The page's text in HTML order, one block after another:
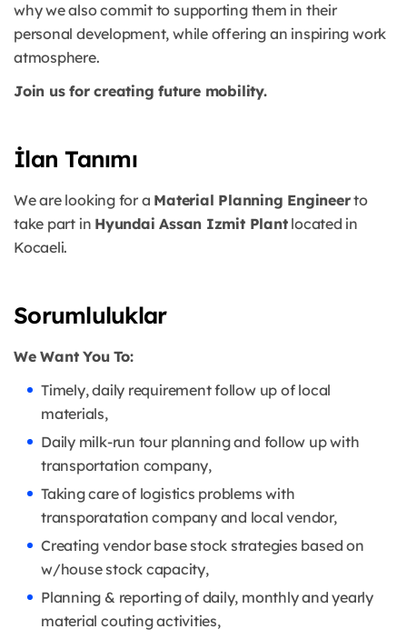
why we also commit to supporting them in their
personal development, while offering an inspiring work
atmosphere.
Join us for creating future mobility.
İlan Tanımı
We are looking for a Material Planning Engineerto
take part in Hyundai Assan Izmit Plantlocated in
Kocaeli.
Sorumluluklar
We Want You To:
Timely, daily requirement follow up of local
materials,
Daily milk-run tour planning and follow up with
transportation company,
Taking care of logistics problems with
transporatation company and local vendor,
Creating vendor base stock strategies based on
w/house stock capacity,
Planning & reporting of daily, monthly and yearly
material couting activities,